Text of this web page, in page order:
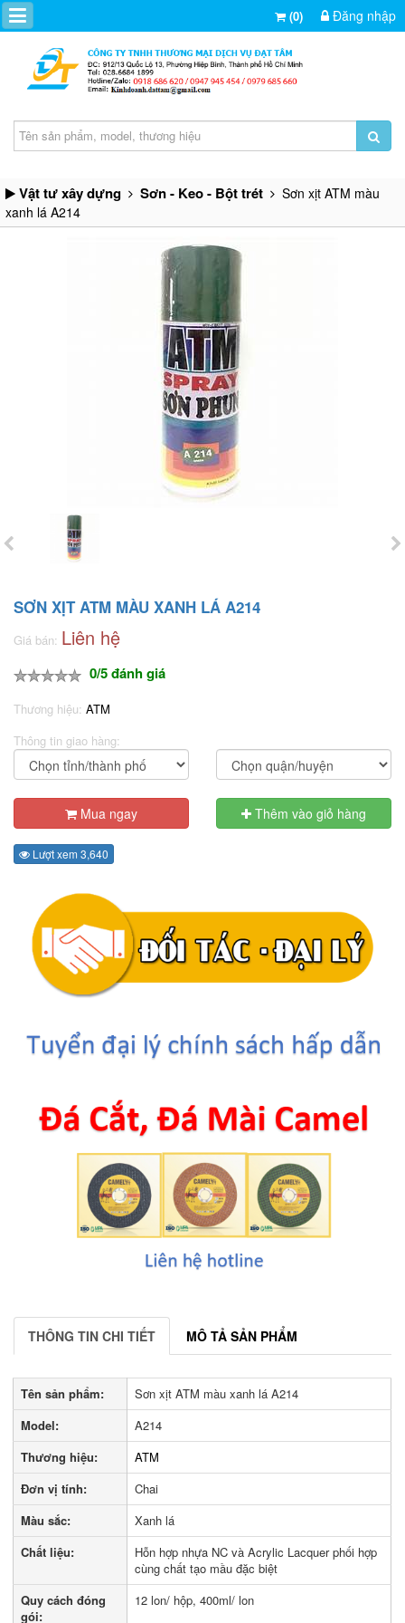
(0) Đăng nhập
Vật tư xây dựng Sơn - Keo - Bột trét
Sơn xịt ATM màu
xanh lá A214
SƠN XỊT ATM MÀU XANH LÁ A214
Giá bán: Liên hệ
0/5 đánh giá
Thương hiệu: ATM
Thông tin giao hàng:
Mua ngay Thêm vào giỏ hàng
Lượt xem 3,640
THÔNG TIN CHI TIẾT MÔ TẢ SẢN PHẨM
Tên sản phẩm:
Sơn xịt ATM màu xanh lá A214
Model:
A214
Thương hiệu:
ATM
Đơn vị tính:
Chai
Màu sắc:
Xanh lá
Chất liệu:
Hỗn hợp nhựa NC và Acrylic Lacquer phối hợp
cùng chất tạo mầu đặc biệt
Quy cách đóng
gói:
12 lon/ hộp, 400ml/ lon